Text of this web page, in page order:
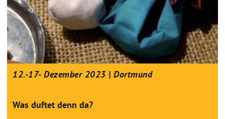
12.-17- Dezember 2023 | Dortmund
Was duftet denn da?